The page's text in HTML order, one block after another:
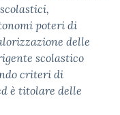
poteri di
delle
scolastico
criteri di
è titolare delle